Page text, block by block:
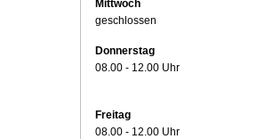
Mittwoch
geschlossen
Donnerstag
08.00 - 12.00 Uhr
Freitag
08.00 - 12.00 Uhr